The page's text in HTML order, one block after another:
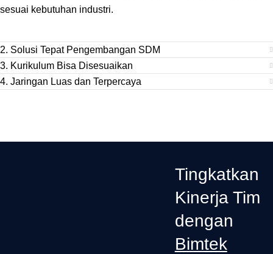
sesuai kebutuhan industri.
2. Solusi Tepat Pengembangan SDM
3. Kurikulum Bisa Disesuaikan
4. Jaringan Luas dan Terpercaya
Tingkatkan
Kinerja Tim
dengan
Bimtek